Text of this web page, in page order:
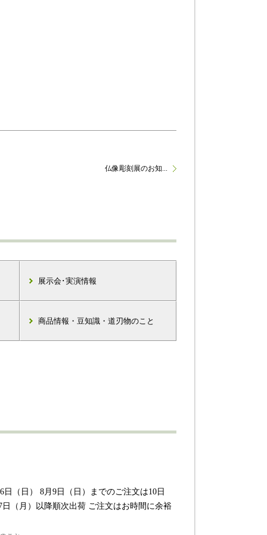
仏像彫刻展のお知...
展示会･実演情報
商品情報・豆知識・道刃物のこと
（日） 8月9日（日）までのご注文は10日
（月）以降順次出荷 ご注文はお時間に余裕